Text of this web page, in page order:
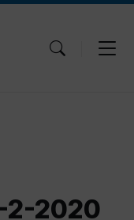
2-2020